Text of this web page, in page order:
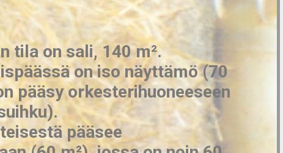
tila on sali, 140 m².
on iso näyttämö (70
pääsy orkesterihuoneeseen
pääsee